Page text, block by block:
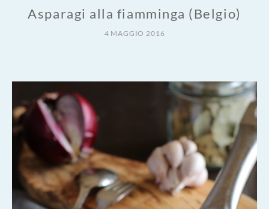
Asparagi alla fiamminga (Belgio)
4 MAGGIO 2016